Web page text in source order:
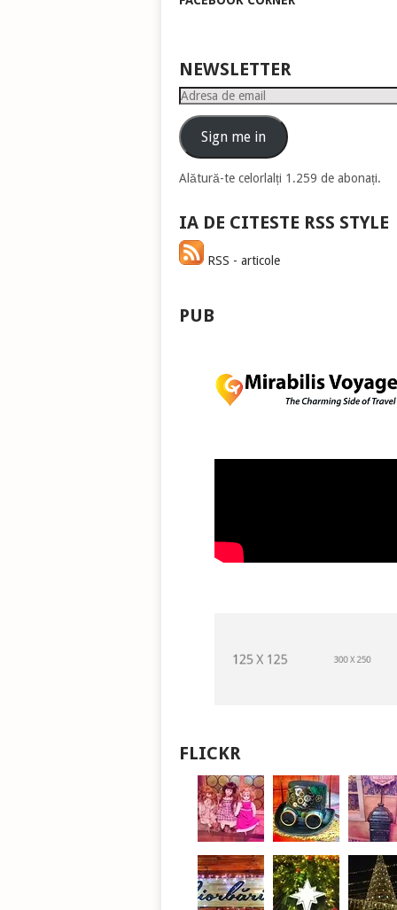
NEWSLETTER
Adresa
emailSign me in
Alătură-te celorlalți 1.259 de abonați.
IA DE CITESTE RSS STYLE
RSS - articole
PUB
FLICKR